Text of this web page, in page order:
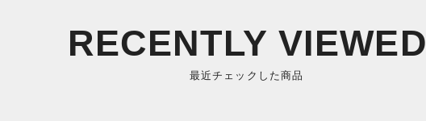
RECENTLY VIEWED
最近チェックした商品